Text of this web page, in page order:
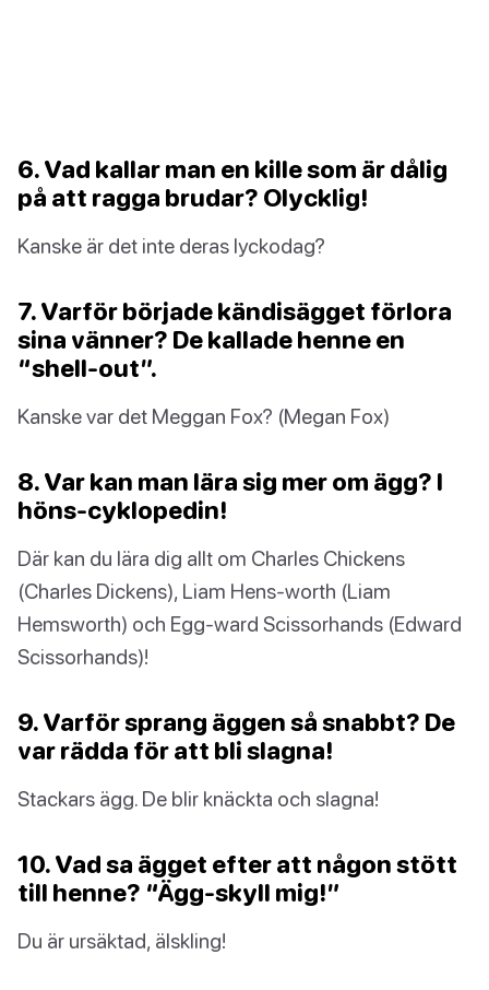
6. Vad kallar man en kille som är dålig
på att ragga brudar? Olycklig!
Kanske är det inte deras lyckodag?
7. Varför började kändisägget förlora
sina vänner? De kallade henne en
“shell-out”.
Kanske var det Meggan Fox? (Megan Fox)
8. Var kan man lära sig mer om ägg? I
höns-cyklopedin!
Där kan du lära dig allt om Charles Chickens
(Charles Dickens), Liam Hens-worth (Liam
Hemsworth) och Egg-ward Scissorhands (Edward
Scissorhands)!
9. Varför sprang äggen så snabbt? De
var rädda för att bli slagna!
Stackars ägg. De blir knäckta och slagna!
10. Vad sa ägget efter att någon stött
till henne? “Ägg-skyll mig!”
Du är ursäktad, älskling!